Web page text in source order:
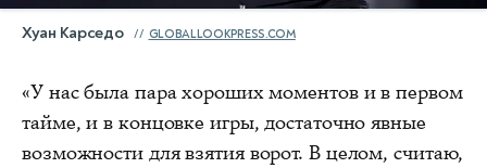
Хуан Карседо GLOBALLOOKPRESS.COM
«У нас была пара хороших моментов и в первом
тайме, и в концовке игры, достаточно явные
возможности для взятия ворот. В целом, считаю,